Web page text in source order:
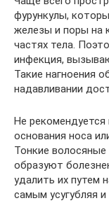
фурункулы,
железы и поры на
частях тела.
инфекция,
Такие нагноения
надавливании
Не
основания носа
Тонкие
образуют
удалить их путем
самым усугубляя